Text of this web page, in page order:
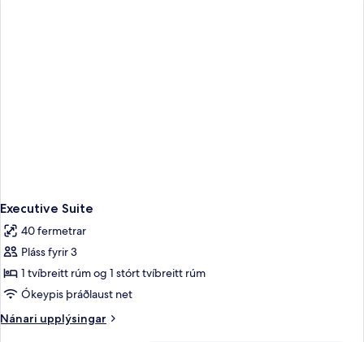
Executive Suite
40 fermetrar
Pláss fyrir 3
1 tvíbreitt rúm og 1 stórt tvíbreitt rúm
Ókeypis þráðlaust net
Nánari upplýsingar
Nánari